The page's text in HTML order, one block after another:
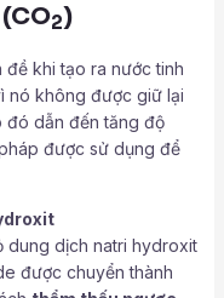
2)
khi tạo ra nước tinh
nó không được giữ lại
đó dẫn đến tăng độ
được sử dụng để
dung dịch natri hydroxit
được chuyển thành